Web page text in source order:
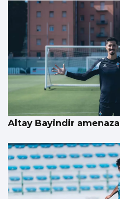
Aprendizaje para
mundo’ sin riesgo
Altay Bayindir amenaza